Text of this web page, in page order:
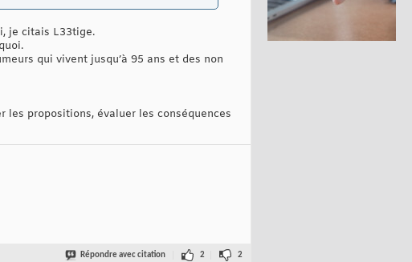
je citais L33tige.
qui vivent jusqu’à 95 ans et des non
propositions, évaluer les conséquences
Répondre avec citation 2 2